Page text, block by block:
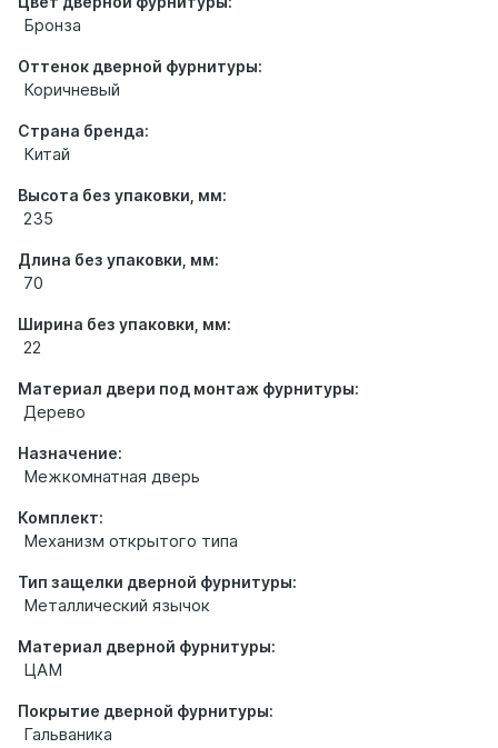
Бронза
Оттенок дверной фурнитуры:
Коричневый
Страна бренда:
Китай
Высота без упаковки, мм:
235
Длина без упаковки, мм:
70
Ширина без упаковки, мм:
22
Материал двери под монтаж фурнитуры:
Дерево
Назначение:
Межкомнатная дверь
Комплект:
Механизм открытого типа
Тип защелки дверной фурнитуры:
Металлический язычок
Материал дверной фурнитуры:
ЦАМ
Покрытие дверной фурнитуры:
Гальваника